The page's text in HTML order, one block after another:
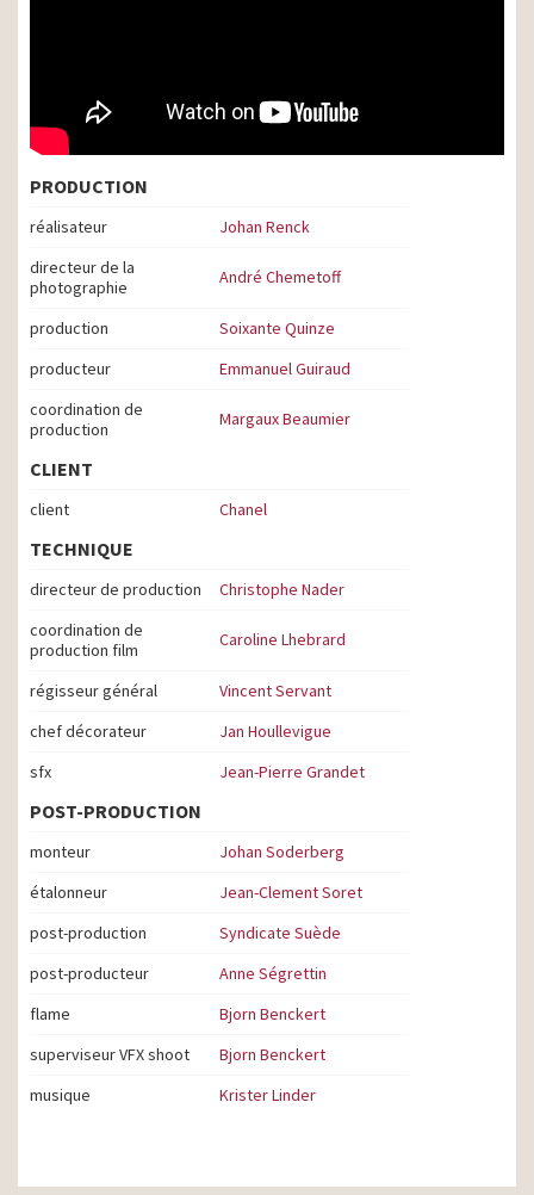
PRODUCTION
réalisateur
Johan Renck
directeur de la
photographie
André Chemetoff
production
Soixante Quinze
producteur
Emmanuel Guiraud
coordination de
production
Margaux Beaumier
CLIENT
client Chanel
TECHNIQUE
directeur de production
Christophe Nader
coordination de
production film
Caroline Lhebrard
régisseur général
Vincent Servant
chef décorateur
Jan Houllevigue
sfx
Jean-Pierre Grandet
POST-PRODUCTION
monteur
Johan Soderberg
étalonneur
Jean-Clement Soret
post-production
Syndicate Suède
post-producteur
Anne Ségrettin
flame
Bjorn Benckert
superviseur VFX shoot
Bjorn Benckert
musique
Krister Linder